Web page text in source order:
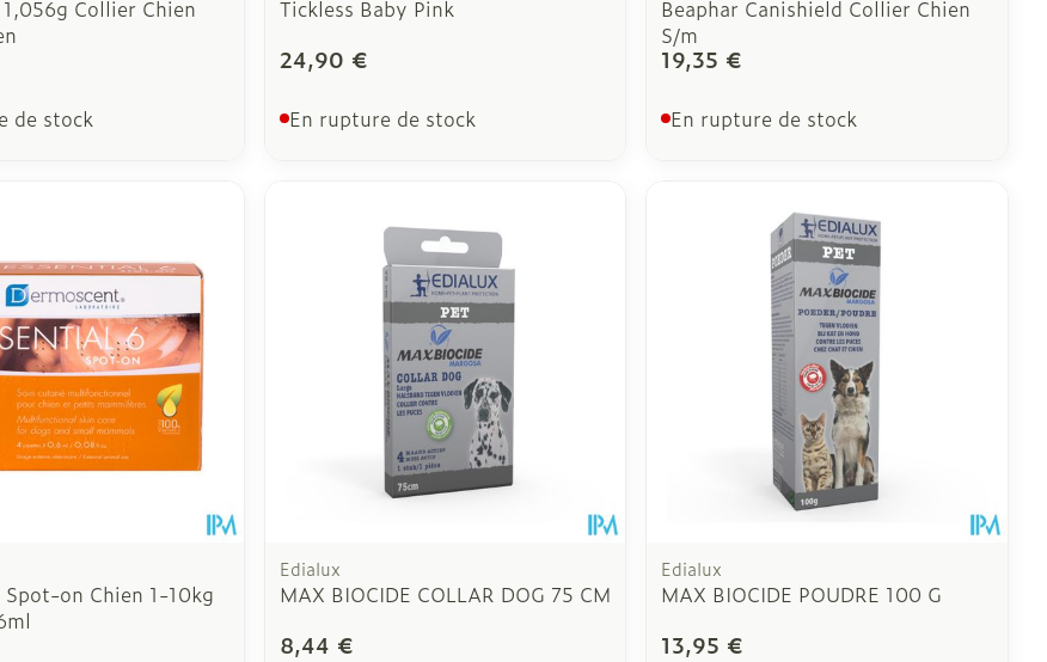
Collier Chien
de stock
Tickless Baby Pink
24,90 €
En rupture de stock
Beaphar Canishield Collier Chien
S/m
19,35 €
En rupture de stock
Spot-on Chien 1-10kg
Edialux
MAX BIOCIDE COLLAR DOG 75 CM
8,44 €
Edialux
MAX BIOCIDE POUDRE 100 G
13,95 €